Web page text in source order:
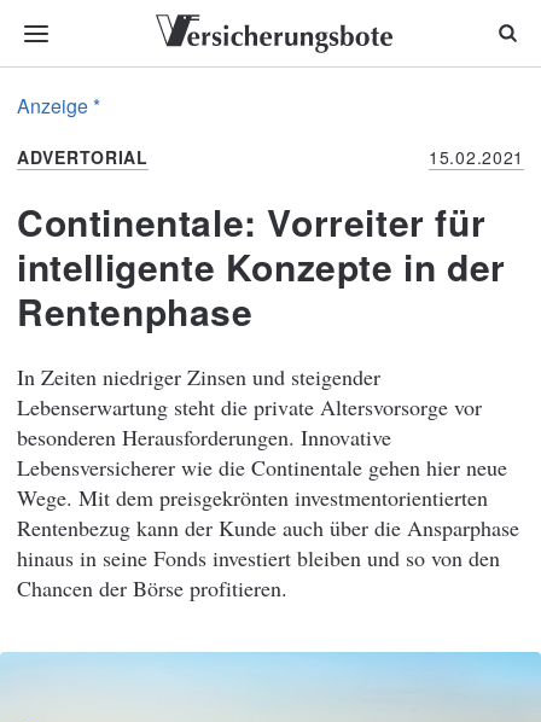
Anzeige *
ADVERTORIAL 15.02.2021
Continentale: Vorreiter für
intelligente Konzepte in der
Rentenphase
In Zeiten niedriger Zinsen und steigender
Lebenserwartung steht die private Altersvorsorge vor
besonderen Herausforderungen. Innovative
Lebensversicherer wie die Continentale gehen hier neue
Wege. Mit dem preisgekrönten investmentorientierten
Rentenbezug kann der Kunde auch über die Ansparphase
hinaus in seine Fonds investiert bleiben und so von den
Chancen der Börse profitieren.